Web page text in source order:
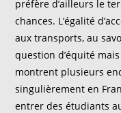
préfère d’ailleurs le
chances. L’égalité
aux transports, au
question d’équité
montrent plusieurs
singulièrement en
entrer des étudiants